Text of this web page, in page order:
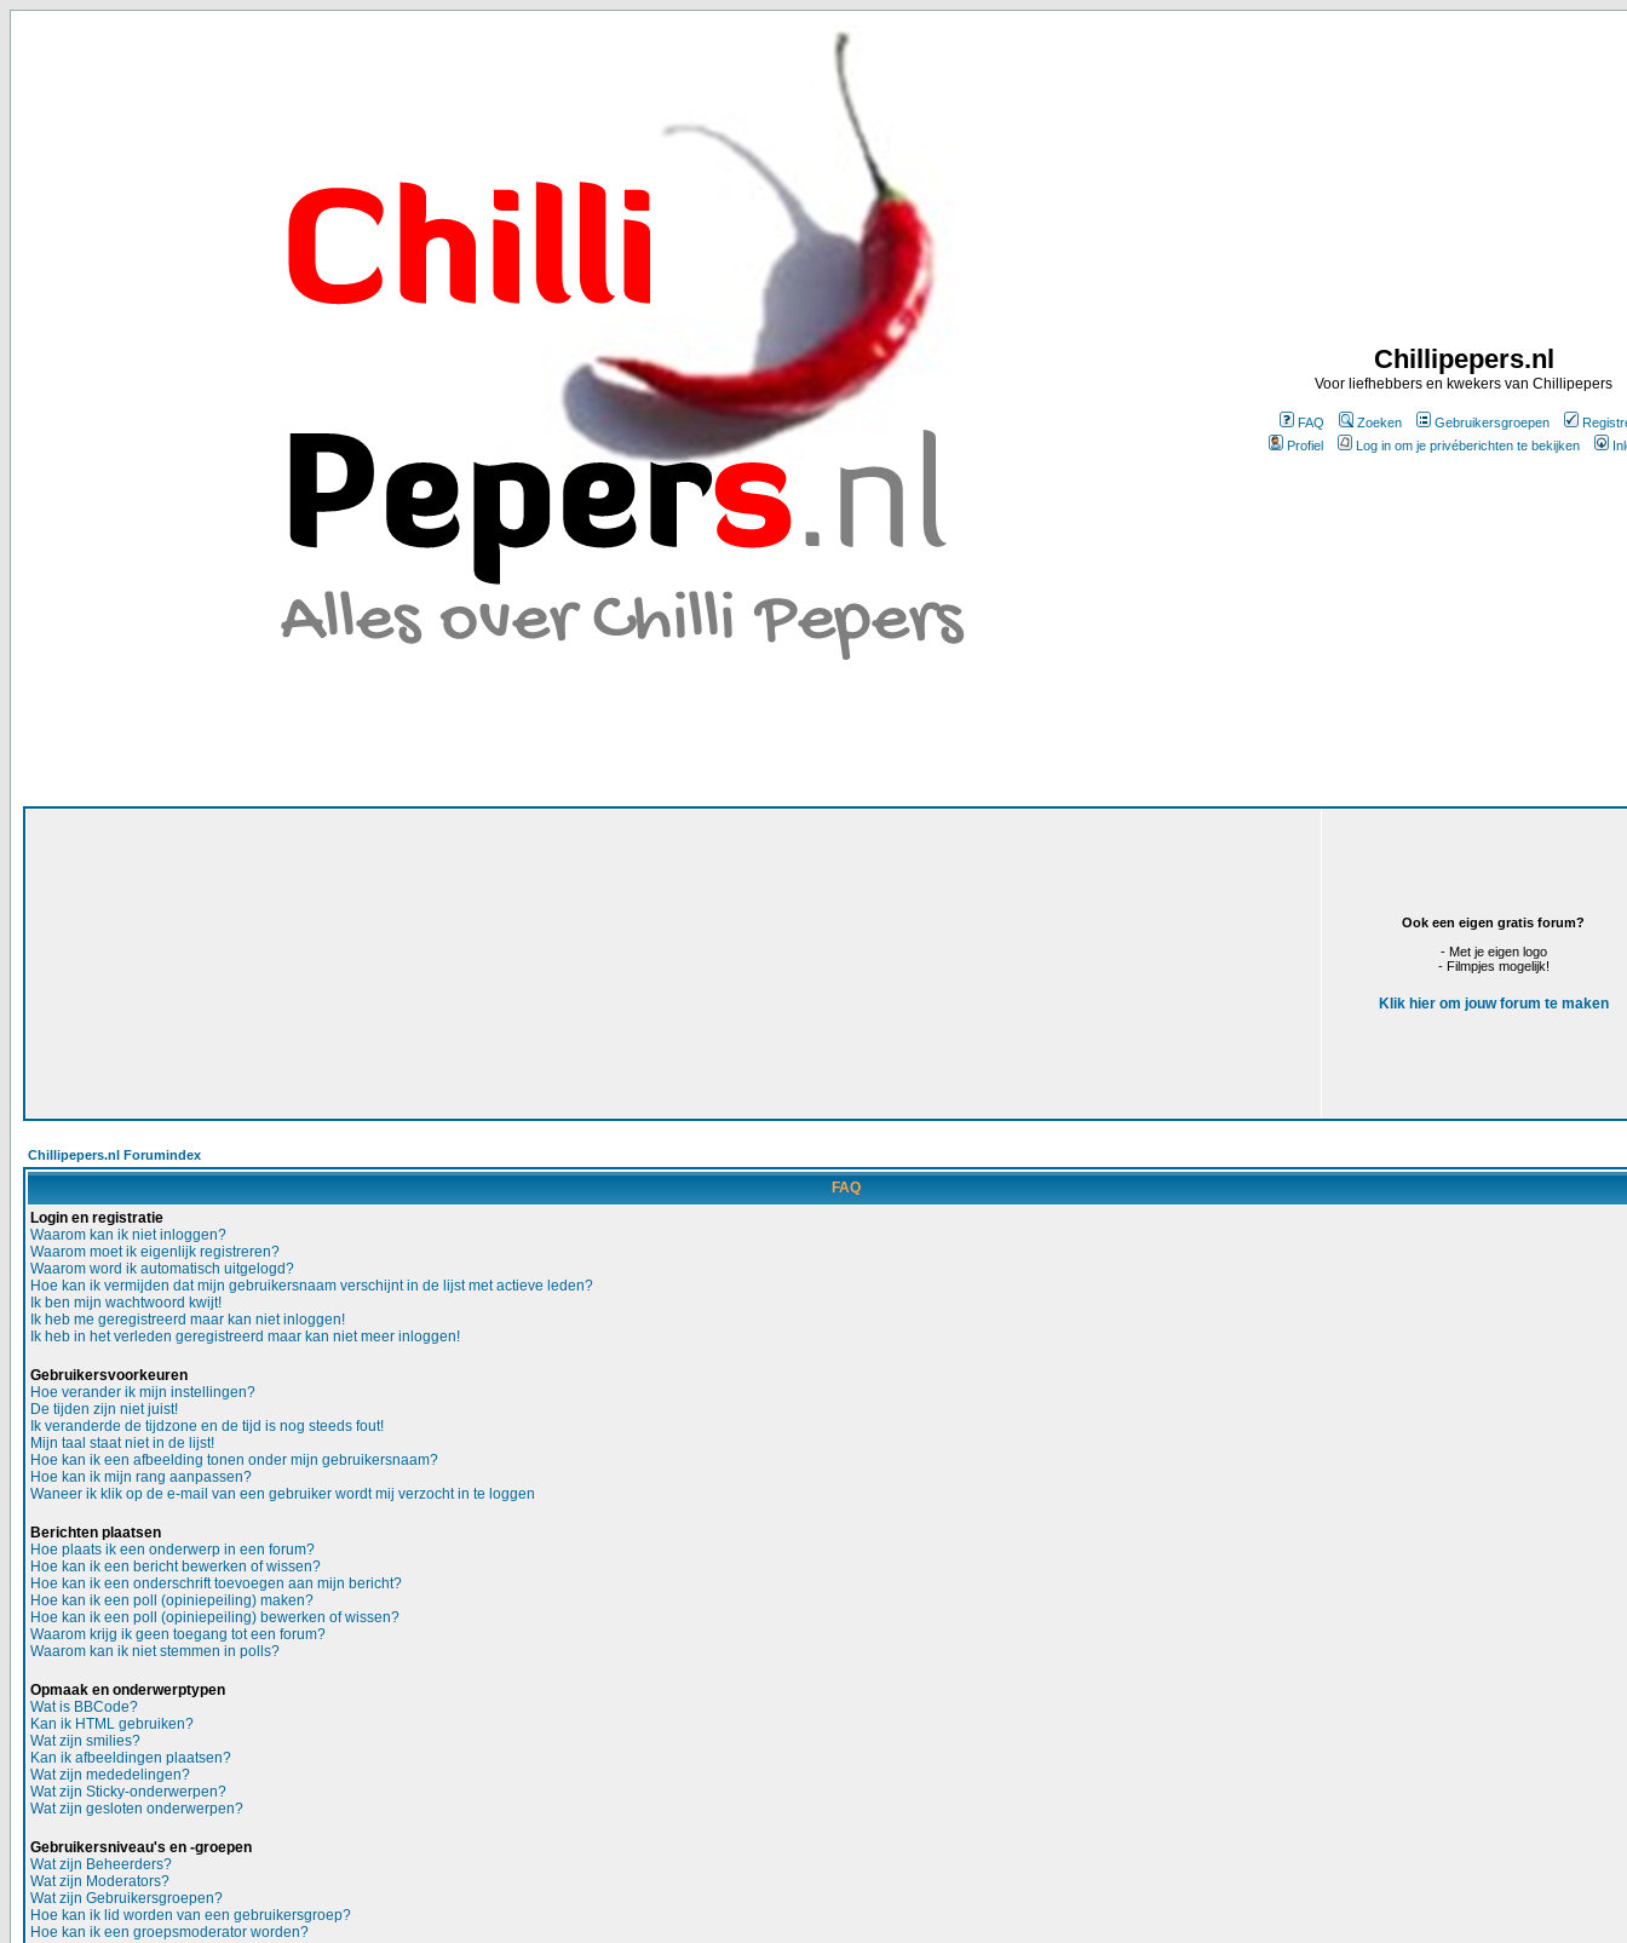
Chillipepers.nl
Voor liefhebbers en kwekers van Chillipepers
FAQ Zoeken Gebruikersgroepen
Profiel
Log in om je privéberichten te bekijken
Ook een eigen gratis forum?
- Met je eigen logo
- Filmpjes mogelijk!
Klik hier om jouw forum te maken
Chillipepers.nl Forumindex
FAQ
Login en registratie
Waarom kan ik niet inloggen?
Waarom moet ik eigenlijk registreren?
Waarom word ik automatisch uitgelogd?
Hoe kan ik vermijden dat mijn gebruikersnaam verschijnt in de lijst met actieve leden?
Ik ben mijn wachtwoord kwijt!
Ik heb me geregistreerd maar kan niet inloggen!
Ik heb in het verleden geregistreerd maar kan niet meer inloggen!
Gebruikersvoorkeuren
Hoe verander ik mijn instellingen?
De tijden zijn niet juist!
Ik veranderde de tijdzone en de tijd is nog steeds fout!
Mijn taal staat niet in de lijst!
Hoe kan ik een afbeelding tonen onder mijn gebruikersnaam?
Hoe kan ik mijn rang aanpassen?
Waneer ik klik op de e-mail van een gebruiker wordt mij verzocht in te loggen
Berichten plaatsen
Hoe plaats ik een onderwerp in een forum?
Hoe kan ik een bericht bewerken of wissen?
Hoe kan ik een onderschrift toevoegen aan mijn bericht?
Hoe kan ik een poll (opiniepeiling) maken?
Hoe kan ik een poll (opiniepeiling) bewerken of wissen?
Waarom krijg ik geen toegang tot een forum?
Waarom kan ik niet stemmen in polls?
Opmaak en onderwerptypen
Wat is BBCode?
Kan ik HTML gebruiken?
Wat zijn smilies?
Kan ik afbeeldingen plaatsen?
Wat zijn mededelingen?
Wat zijn Sticky-onderwerpen?
Wat zijn gesloten onderwerpen?
Gebruikersniveau's en -groepen
Wat zijn Beheerders?
Wat zijn Moderators?
Wat zijn Gebruikersgroepen?
Hoe kan ik lid worden van een gebruikersgroep?
Hoe kan ik een groepsmoderator worden?